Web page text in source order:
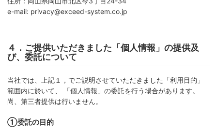
e-mail: privacy@exceed-system.co.jp
４．ご提供いただきました「個人情報」の提供及
び、委託について
当社では、上記１，でご説明させていただきました「利用目的」
範囲内に於いて、 「個人情報」の委託を行う場合があります。
尚、第三者提供は行いません。
①委託の目的